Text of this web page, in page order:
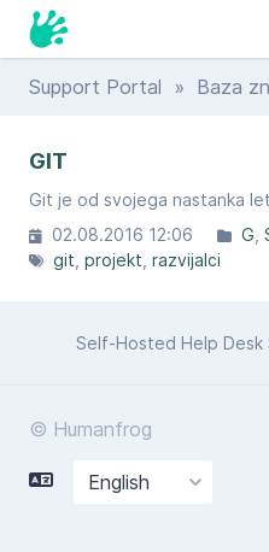
Support Portal » Baza
GIT
02.08.2016 12:06
G
git projekt razvijalci
Self-Hosted Help
© Humanfrog